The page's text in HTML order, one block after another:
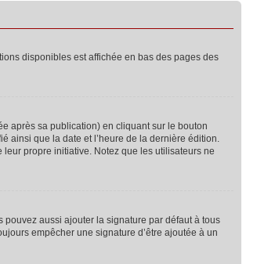
disponibles est affichée en bas des pages des
après sa publication) en cliquant sur le bouton
ainsi que la date et l’heure de la dernière édition.
propre initiative. Notez que les utilisateurs ne
aussi ajouter la signature par défaut à tous
empêcher une signature d’être ajoutée à un